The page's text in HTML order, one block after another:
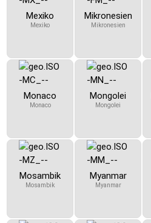
Mexiko
Mexiko
Mikronesien
Mikronesien
Monaco
Monaco
Mongolei
Mongolei
Mosambik
Mosambik
Myanmar
Myanmar